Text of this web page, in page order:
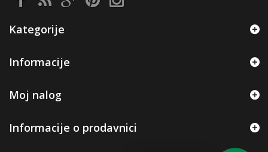
Kategorije
Informacije
Moj nalog
Informacije o prodavnici